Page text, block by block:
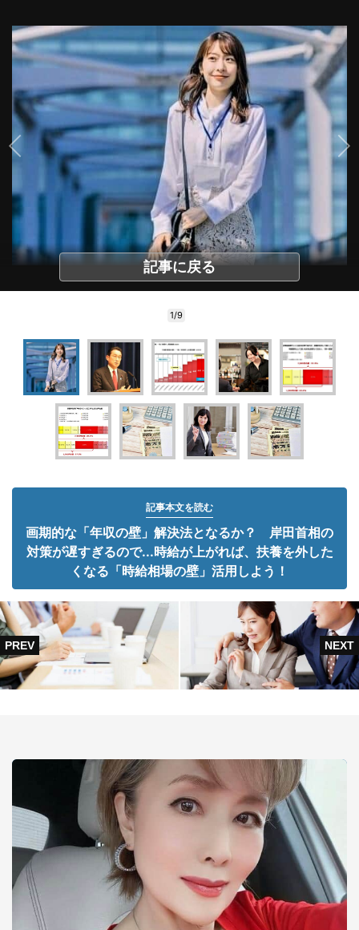
記事に戻る
1/9
記事本文を読む
画期的な「年収の壁」解決法となるか？ 岸田首相の
対策が遅すぎるので...時給が上がれば、扶養を外した
くなる「時給相場の壁」活用しよう！